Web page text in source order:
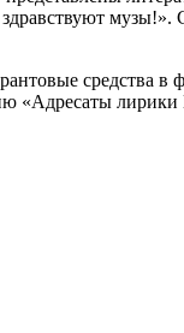
музы!».
средства в
«Адресаты